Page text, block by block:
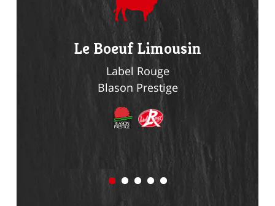
Le Boeuf Limousin
Label Rouge
Blason Prestige